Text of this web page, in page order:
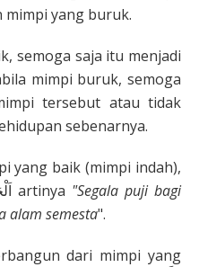
yang buruk.
semoga saja itu menjadi
mimpi buruk, semoga
tersebut atau tidak
sebenarnya.
yang baik (mimpi indah),
bacalah اَلْحَمْدُ ِللهِ رَبّ ِالْعَالَمِيْنَ artinya "Segala puji bagi
alam semesta".
dari mimpi yang